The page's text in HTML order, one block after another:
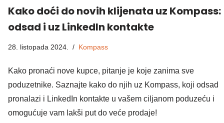
Kako doći do novih klijenata uz Kompass:
odsad i uz LinkedIn kontakte
28. listopada 2024. Kompass
Kako pronaći nove kupce, pitanje je koje zanima sve
poduzetnike. Saznajte kako do njih uz Kompass, koji odsad
pronalazi i LinkedIn kontakte u vašem ciljanom poduzeću i
omogućuje vam lakši put do veće prodaje!